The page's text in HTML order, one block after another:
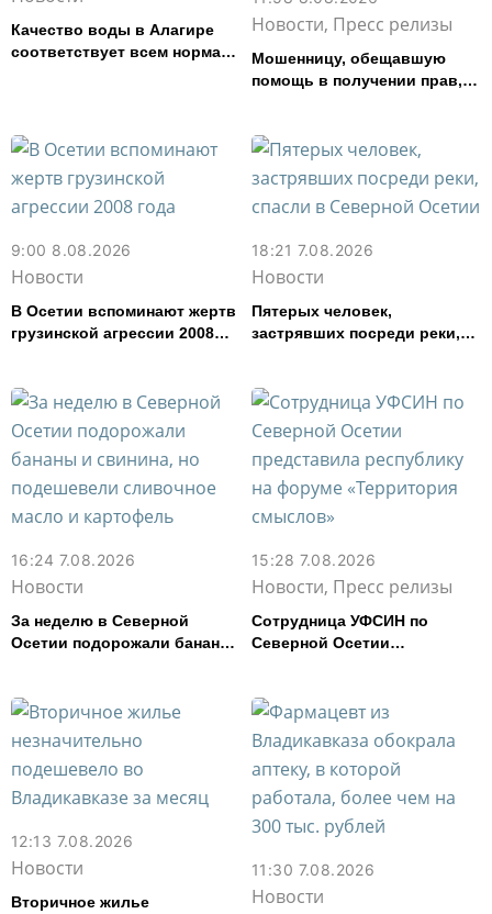
Качество воды в Алагире
соответствует всем нормам
Новости, Пресс релизы
Мошенницу, обещавшую
помощь в получении прав,
9:00 8.08.2026
Новости
В Осетии вспоминают жертв
грузинской агрессии 2008
18:21 7.08.2026
Новости
Пятерых человек,
застрявших посреди реки,
16:24 7.08.2026
Новости
За неделю в Северной
Осетии подорожали бананы
картофель
15:28 7.08.2026
Новости, Пресс релизы
Сотрудница УФСИН по
Северной Осетии
смыслов»
12:13 7.08.2026
Новости
Вторичное жилье
11:30 7.08.2026
Новости